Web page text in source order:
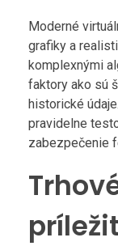
Moderné
grafiky a
komplexnými
faktory ako sú
historické
pravidelne
zabezpečenie